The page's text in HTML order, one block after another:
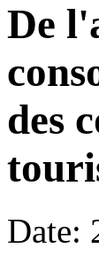
De
des
Date: